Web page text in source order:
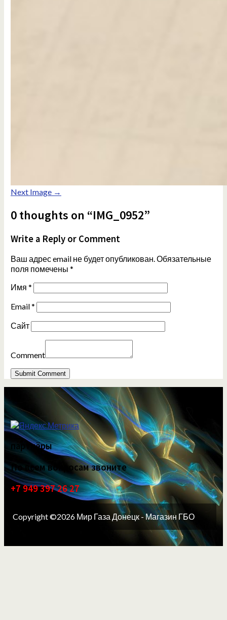
Next Image →
0 thoughts on “IMG_0952”
Write a Reply or Comment
Ваш адрес email не будет опубликован.Обязательные
поля помечены *
Имя *
Email*
Сайт
Comment
партнёры
По всем вопросам звоните
+7 949 397 26 27
Copyright ©2026 Мир Газа Донецк - Магазин ГБО